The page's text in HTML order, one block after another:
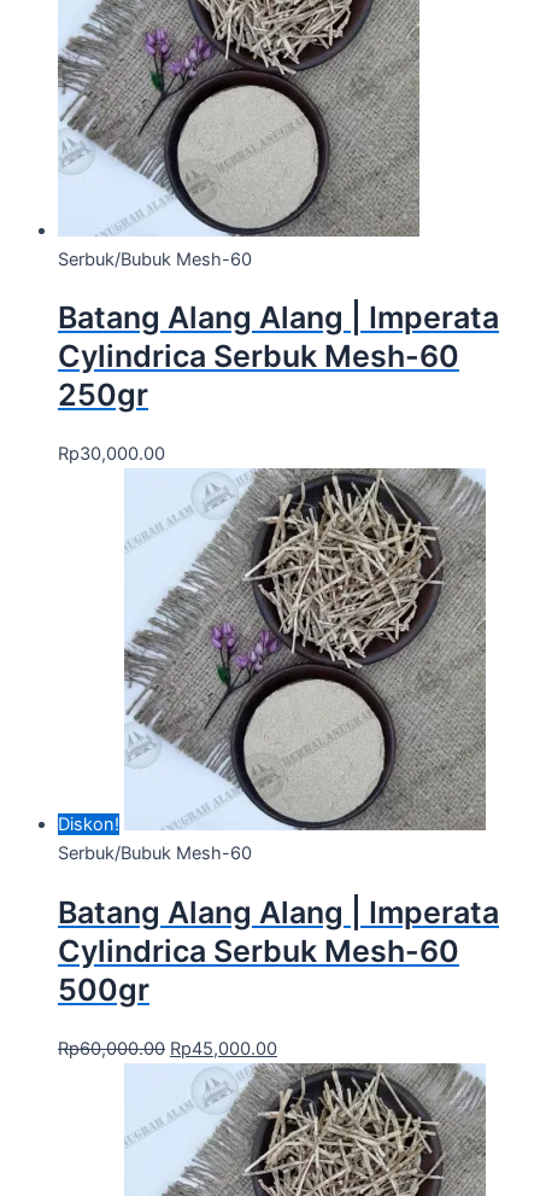
Serbuk/Bubuk Mesh-60
Batang Alang Alang | Imperata
Cylindrica Serbuk Mesh-60
250gr
Rp30,000.00
Diskon!
Serbuk/Bubuk Mesh-60
Batang Alang Alang | Imperata
Cylindrica Serbuk Mesh-60
500gr
Rp60,000.00 Rp45,000.00